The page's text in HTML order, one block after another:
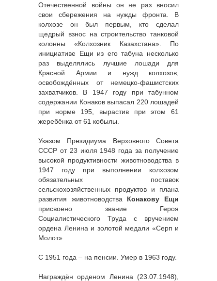
Отечественной войны он не раз вносил
свои сбережения на нужды фронта. В
колхозе он был первым, кто сделал
щедрый взнос на строительство танковой
колонны «Колхозник Казахстана». По
инициативе Ещи из его табуна несколько
раз выделялись лучшие лошади для
Красной Армии и нужд колхозов,
освобождённых от немецко-фашистских
захватчиков. В 1947 году при табунном
содержании Конаков выпасал 220 лошадей
при норме 195, вырастив при этом 61
жеребёнка от 61 кобылы.
Указом Президиума Верховного Совета
СССР от 23 июля 1948 года за получение
высокой продуктивности животноводства в
1947 году при выполнении колхозом
обязательных поставок
сельскохозяйственных продуктов и плана
развития животноводства Конакову Ещи
присвоено звание Героя
Социалистического Труда с вручением
ордена Ленина и золотой медали «Серп и
Молот».
С 1951 года – на пенсии. Умер в 1963 году.
Награждён орденом Ленина (23.07.1948),